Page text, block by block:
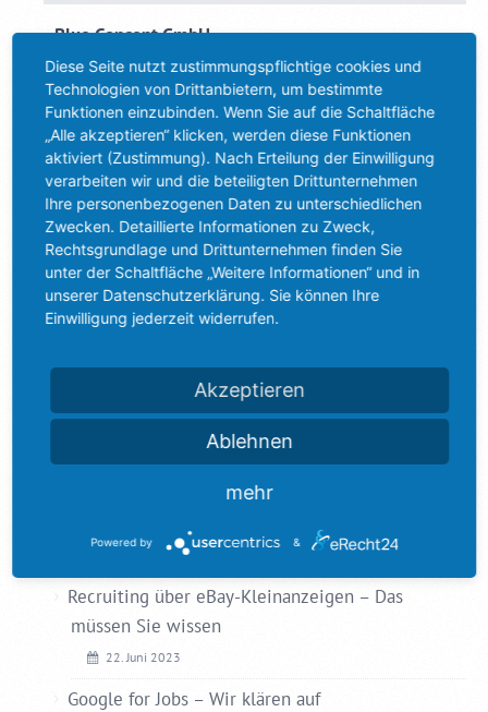
Blue Concept GmbH
Jahnring 29
39104 Magdeburg
+49 (0) 391 62584-60
+49 (0) 391 62584-19
info@blue-concept.com
NEUESTE BLOGBEITRÄGE
Abmeldung Infomails
Tag des Webdesigners
Online-Marketing Magdeburg
18. Juli 2023
Recruiting über eBay-Kleinanzeigen – Das
müssen Sie wissen
22. Juni 2023
Google for Jobs – Wir klären auf
Diese Seite nutzt zustimmungspflichtige cookies und
Technologien von Drittanbietern, um bestimmte
Funktionen einzubinden. Wenn Sie auf die Schaltfläche
„Alle akzeptieren“ klicken, werden diese Funktionen
aktiviert (Zustimmung). Nach Erteilung der Einwilligung
verarbeiten wir und die beteiligten Drittunternehmen
Ihre personenbezogenen Daten zu unterschiedlichen
Zwecken. Detaillierte Informationen zu Zweck,
Rechtsgrundlage und Drittunternehmen finden Sie
unter der Schaltfläche „Weitere Informationen“ und in
unserer Datenschutzerklärung. Sie können Ihre
Einwilligung jederzeit widerrufen.
Akzeptieren
Ablehnen
mehr
Powered by &